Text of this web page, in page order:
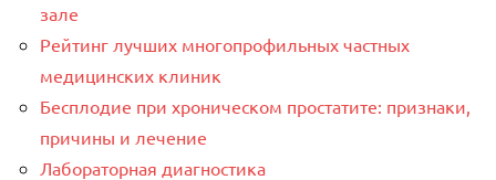
зале
Рейтинг лучших многопрофильных частных
медицинских клиник
Бесплодие при хроническом простатите: признаки,
причины и лечение
Лабораторная диагностика